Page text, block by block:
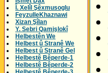
Î. Xelîl Şêxmusoglu
FeyzulleKhaznawi
Xizan Şîlan
Y. Sebri Qamişlokî
Helbestên We
Helbest û Stranê We
Helbest û Stranê Gel
Helbestê Bêperde-1
Helbestê Bêperde-2